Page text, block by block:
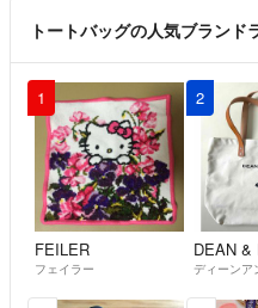
トートバッグの人気ブランド
1
FEILER
フェイラー
2
DEAN &
ディーンア